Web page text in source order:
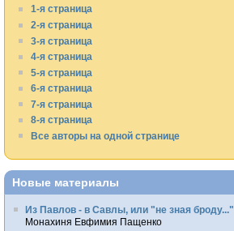
1-я страница
2-я страница
3-я страница
4-я страница
5-я страница
6-я страница
7-я страница
8-я страница
Все авторы на одной странице
Новые материалы
Из Павлов - в Савлы, или "не зная броду..."
Монахиня Евфимия Пащенко